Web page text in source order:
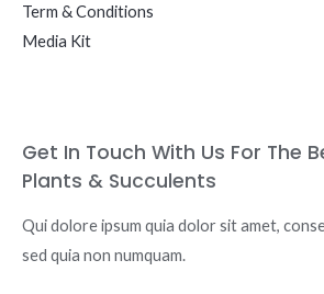
Term & Conditions
Media Kit
Get In Touch With Us For The
Plants & Succulents
Qui dolore ipsum quia dolor sit amet,
sed quia non numquam.